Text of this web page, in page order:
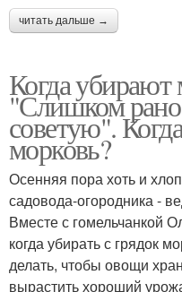
читать дальше →
Когда убирают
"Слишком
советую".
морковь?
Осенняя пора хоть и
садовода-огородника -
Вместе с гомельчанкой
когда убирать с грядок
делать, чтобы овощи
вырастить хороший